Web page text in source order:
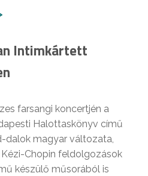
Intimkártett
farsangi koncertjén a
Halottaskönyv című
dalok magyar változata,
Chopin feldolgozások
készülő műsorából is